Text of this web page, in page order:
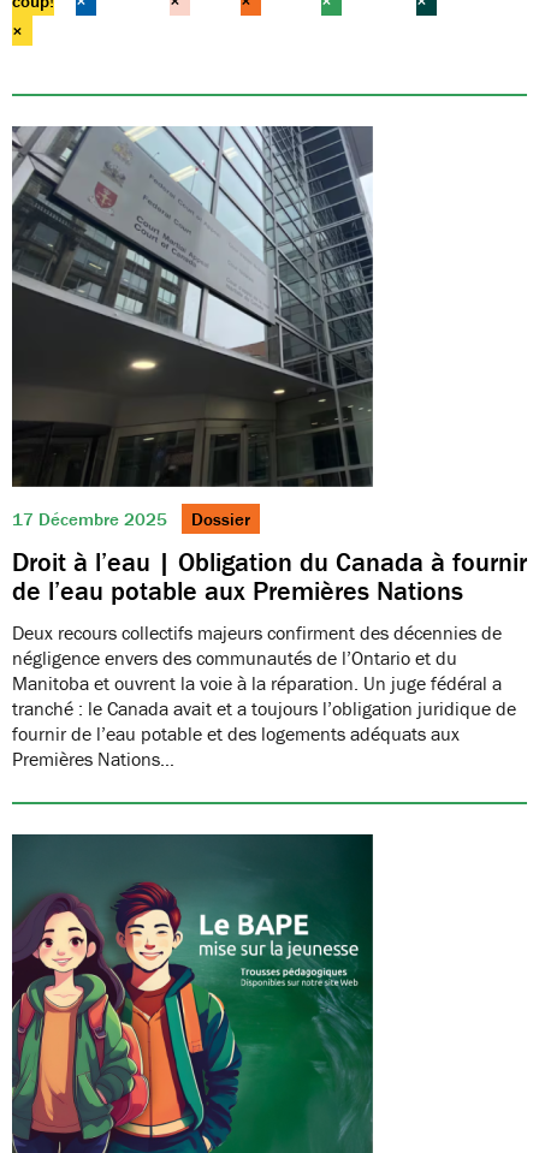
17 Décembre 2025 Dossier
Droit à l’eau | Obligation du Canada à fournir
de l’eau potable aux Premières Nations
Deux recours collectifs majeurs confirment des décennies de
négligence envers des communautés de l’Ontario et du
Manitoba et ouvrent la voie à la réparation. Un juge fédéral a
tranché : le Canada avait et a toujours l’obligation juridique de
fournir de l’eau potable et des logements adéquats aux
Premières Nations…
×